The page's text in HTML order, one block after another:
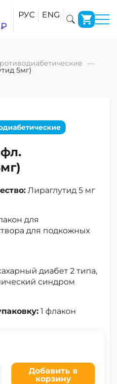
₽
РУС ENG
5мг)
Лираглутид 5 мг
для
для подкожных
диабет 2 типа,
синдром
1 флакон
Добавить в
корзину